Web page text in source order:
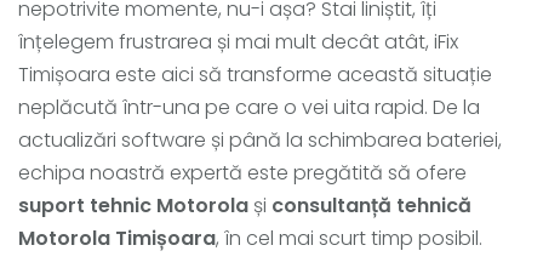
nepotrivite momente, nu-i așa? Stai liniștit, îți
înțelegem frustrarea și mai mult decât atât, iFix
Timișoara este aici să transforme această situație
neplăcută într-una pe care o vei uita rapid. De la
actualizări software și până la schimbarea bateriei,
echipa noastră expertă este pregătită să ofere
suport tehnic Motorola și consultanță tehnică
Motorola Timișoara, în cel mai scurt timp posibil.